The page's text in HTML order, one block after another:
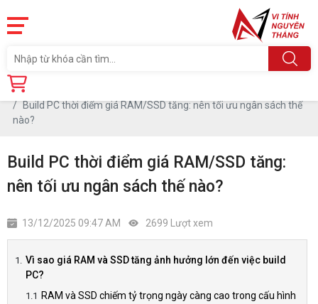
Trang chủ
Build PC thời điểm giá RAM/SSD tăng: nên tối ưu ngân sách thế
nào?
Build PC thời điểm giá RAM/SSD tăng:
nên tối ưu ngân sách thế nào?
13/12/2025 09:47 AM 2699 Lượt xem
Vì sao giá RAM và SSD tăng ảnh hưởng lớn đến việc build
PC?
RAM và SSD chiếm tỷ trọng ngày càng cao trong cấu hình